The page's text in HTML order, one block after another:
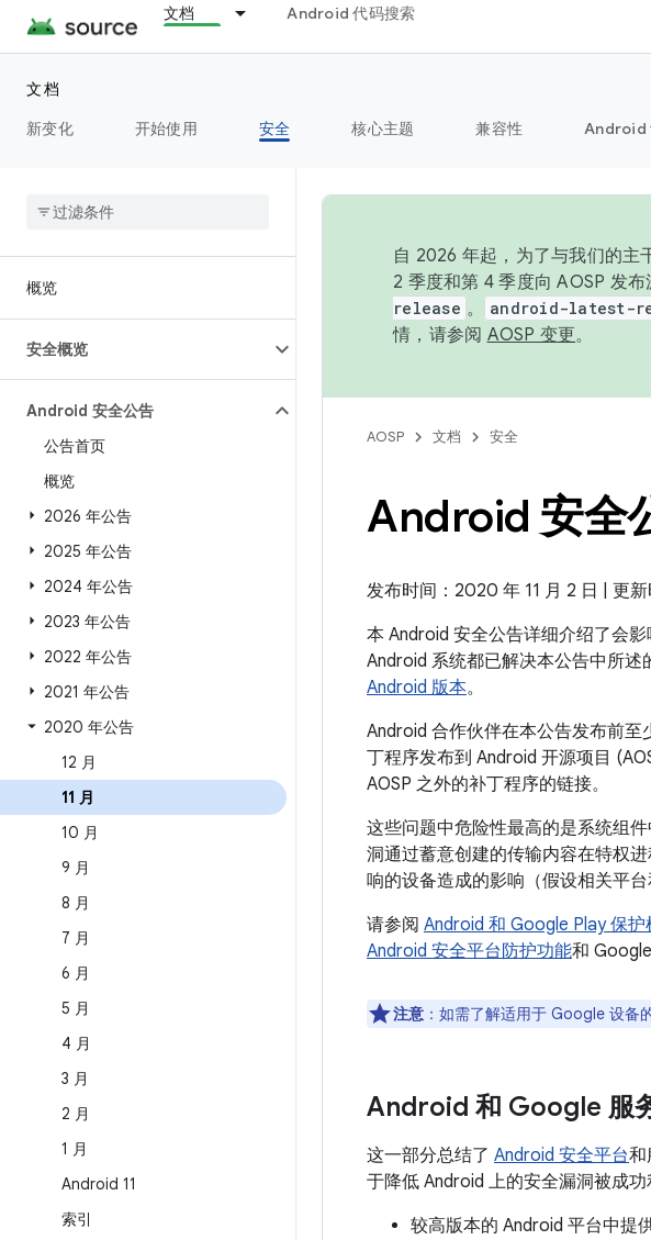
文档 Android 代码搜索
文档
新变化
开始使用 安全 核心主题 兼容性 Android
概览
安全概览
Android 安全公告
公告首页
概览
2026 年公告
2025 年公告
2024 年公告
2023 年公告
2022 年公告
2021 年公告
2020 年公告
12 月
11 月
10 月
9 月
8 月
7 月
6 月
5 月
4 月
3 月
2 月
1 月
Android 11
索引
自 2026 年起，为了与我们的主
2 季度和第 4 季度向 AOSP 发
release 。 android-latest-
情，请参阅 AOSP 变更。
AOSP 文档 安全
Android 安全
发布时间：2020 年 11 月 2 日 | 更
本 Android 安全公告详细介绍了会
Android 系统都已解决本公告中所
Android 版本。
Android 合作伙伴在本公告发布前
丁程序发布到 Android 开源项目
AOSP 之外的补丁程序的链接。
这些问题中危险性最高的是系统组
洞通过蓄意创建的传输内容在特权进
响的设备造成的影响（假设相关平
请参阅 Android 和 Google Play 保
Android 安全平台防护功能和
注意 ：如需了解适用于 Google 设备
Android 和 Google 服
这一部分总结了 Android 安全平台和
于降低 Android 上的安全漏洞被成功
较高版本的 Android 平台中提